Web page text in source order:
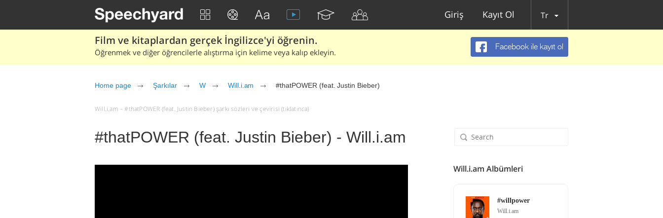
Giriş Kayıt Ol Tr
Film ve kitaplardan gerçek İngilizce'yi öğrenin.
Öğrenmek ve diğer öğrencilerle alıştırma için kelime veya kalıp ekleyin.
Facebook ile kayıt ol
Home page Şarkılar W Will.i.am #thatPOWER (feat. Justin Bieber)
Will.i.am – #thatPOWER (feat. Justin Bieber) şarkı sözleri ve çevirisi (tıklatınca)
#thatPOWER (feat. Justin Bieber) - Will.i.am
Will.i.am Albümleri
#willpower
Will.i.am